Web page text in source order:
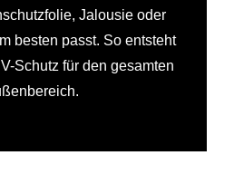
Jalousie oder
besten passt. So entsteht
Schutz für den gesamten